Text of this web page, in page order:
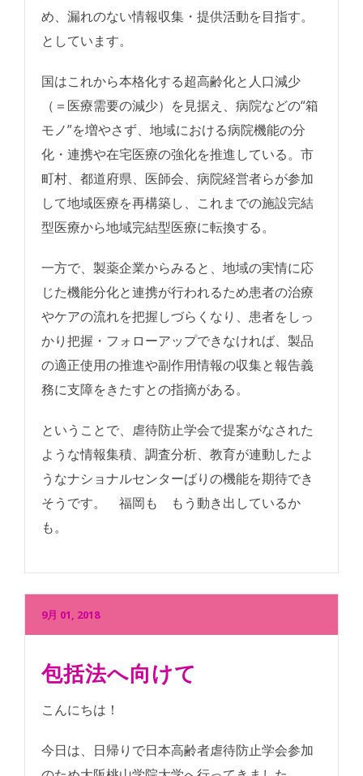
め、漏れのない情報収集・提供活動を目指す。
としています。
国はこれから本格化する超高齢化と人口減少
（＝医療需要の減少）を見据え、病院などの“箱
モノ”を増やさず、地域における病院機能の分
化・連携や在宅医療の強化を推進している。市
町村、都道府県、医師会、病院経営者らが参加
して地域医療を再構築し、これまでの施設完結
型医療から地域完結型医療に転換する。
一方で、製薬企業からみると、地域の実情に応
じた機能分化と連携が行われるため患者の治療
やケアの流れを把握しづらくなり、患者をしっ
かり把握・フォローアップできなければ、製品
の適正使用の推進や副作用情報の収集と報告義
務に支障をきたすとの指摘がある。
ということで、虐待防止学会で提案がなされた
ような情報集積、調査分析、教育が連動したよ
うなナショナルセンターばりの機能を期待でき
そうです。 福岡も もう動き出しているか
も。
9月 01, 2018
包括法へ向けて
こんにちは！
今日は、日帰りで日本高齢者虐待防止学会参加